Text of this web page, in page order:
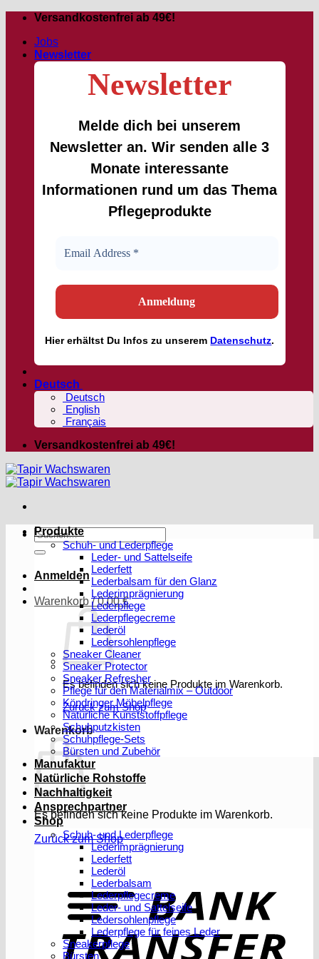
Zum
springen
Versandkostenfrei ab 49€!
Jobs
Newsletter
Newsletter
Melde dich bei unserem
Newsletter an. Wir senden alle 3
Monate interessante
Informationen rund um das Thema
Pflegeprodukte
Hiererhältst Du Infos zu unserem Datenschutz.
Deutsch
Deutsch
English
Français
Versandkostenfrei ab 49€!
Suchen
nach:
Anmelden
Warenkorb /0,00€
Es befinden sich keine Produkte im Warenkorb.
Zurück zum Shop
Warenkorb
Es befinden sich keine Produkte im Warenkorb.
Zurück zum Shop
Produkte
Schuh- und Lederpflege
Leder- und Sattelseife
Lederfett
Lederbalsam für den Glanz
Lederimprägnierung
Lederpflege
Lederpflegecreme
Lederöl
Ledersohlenpflege
Sneaker Cleaner
Sneaker Protector
Sneaker Refresher
Pflege für den Materialmix – Outdoor
Köndringer Möbelpflege
Natürliche Kunststoffpflege
Schuhputzkisten
Schuhpflege-Sets
Bürsten und Zubehör
Manufaktur
Natürliche Rohstoffe
Nachhaltigkeit
Ansprechpartner
Shop
Schuh- und Lederpflege
Lederimprägnierung
Lederfett
Lederöl
Lederbalsam
Lederpflegecreme
Leder- und Sattelseife
Ledersohlenpflege
Lederpflege für feines Leder
Sneakerpflege
Bürsten